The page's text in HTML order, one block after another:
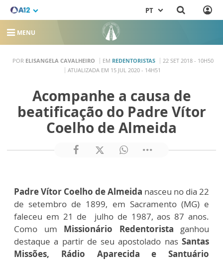
PT
MENU
POR ELISANGELA CAVALHEIRO EM REDENTORISTAS
22 SET 2018 - 10H50
ATUALIZADA EM 15 JUL 2020 - 14H51
Acompanhe a causa de
beatificação do Padre Vítor
Coelho de Almeida
Padre Vítor Coelho de Almeida nasceu no dia 22
de setembro de 1899, em Sacramento (MG) e
faleceu em 21 de julho de 1987, aos 87 anos.
Como um Missionário Redentorista ganhou
destaque a partir de seu apostolado nas Santas
Missões, Rádio Aparecida e Santuário